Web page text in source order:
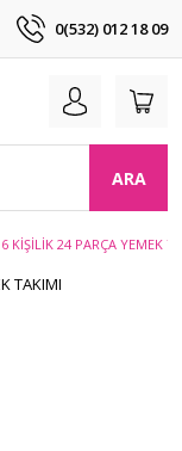
0(532) 012 18 09
ARA
KİŞİLİK 24 PARÇA YEMEK